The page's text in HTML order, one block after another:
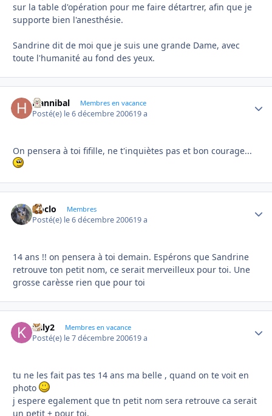
sur la table d'opération pour me faire détartrer, afin que je
supporte bien l'anesthésie.
Sandrine dit de moi que je suis une grande Dame, avec
toute l'humanité au fond des yeux.
Hannibal Membres en vacance
Posté(e) le 6 décembre 200619 a
On pensera à toi fifille, ne t'inquiètes pas et bon courage...
cloclo Membres
Posté(e) le 6 décembre 200619 a
14 ans !! on pensera à toi demain. Espérons que Sandrine
retrouve ton petit nom, ce serait merveilleux pour toi. Une
grosse carèsse rien que pour toi
kaly2 Membres en vacance
Posté(e) le 7 décembre 200619 a
tu ne les fait pas tes 14 ans ma belle , quand on te voit en
photo
j espere egalement que tn petit nom sera retrouve ca serait
un petit + pour toi.